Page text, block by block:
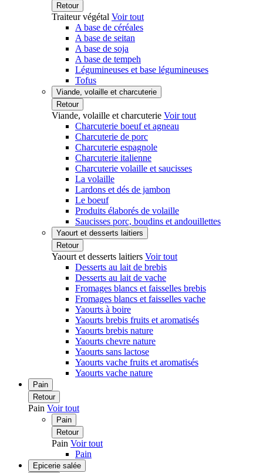
Retour
Traiteur végétal Voir tout
A base de céréales
A base de seitan
A base de soja
A base de tempeh
Légumineuses et base légumineuses
Tofus
Viande, volaille et charcuterie
Retour
Viande, volaille et charcuterie Voir tout
Charcuterie boeuf et agneau
Charcuterie de porc
Charcuterie espagnole
Charcuterie italienne
Charcuterie volaille et saucisses
La volaille
Lardons et dés de jambon
Le boeuf
Produits élaborés de volaille
Saucisses porc, boudins et andouillettes
Yaourt et desserts laitiers
Retour
Yaourt et desserts laitiers Voir tout
Desserts au lait de brebis
Desserts au lait de vache
Fromages blancs et faisselles brebis
Fromages blancs et faisselles vache
Yaourts à boire
Yaourts brebis fruits et aromatisés
Yaourts brebis nature
Yaourts chevre nature
Yaourts sans lactose
Yaourts vache fruits et aromatisés
Yaourts vache nature
Pain
Retour
Pain Voir tout
Pain
Retour
Pain Voir tout
Pain
Epicerie salée